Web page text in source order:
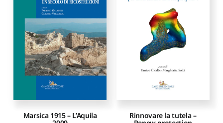
Marsica 1915 – L’Aquila Rinnovare la tutela –